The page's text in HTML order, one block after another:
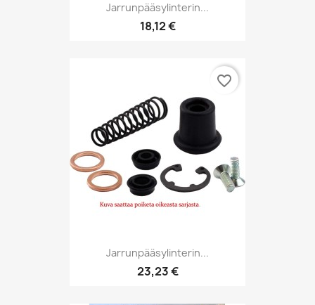
Jarrunpääsylinterin...
18,12 €
Jarrunpääsylinterin...
23,23 €
favorite_border